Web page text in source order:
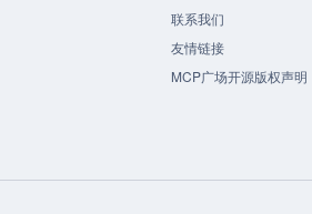
联系我们
友情链接
MCP广场开源版权声明